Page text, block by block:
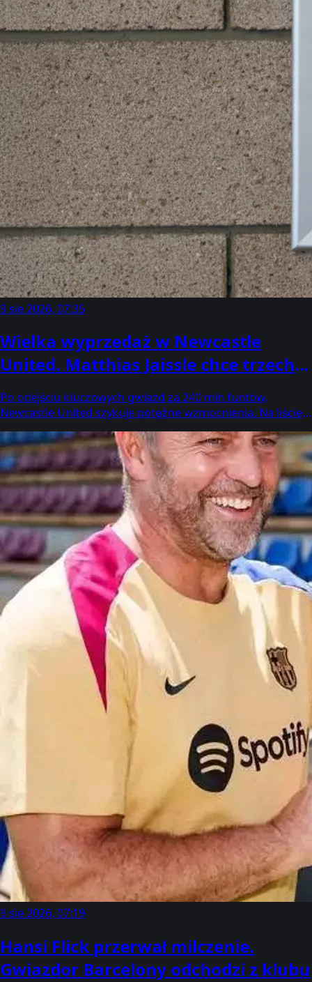
9 sie 2026, 07:35
Wielka wyprzedaż w Newcastle
United. Matthias Jaissle chce trzech
nowych graczy za miliony
Po odejściu kluczowych gwiazd za 240 mln funtów,
Newcastle United szykuje potężne wzmocnienia. Na liście
życzeń trenera są trzy nazwiska, które mają odmienić
oblicze zespołu przed nowym sezonem.
9 sie 2026, 07:19
Hansi Flick przerwał milczenie.
Gwiazdor Barcelony odchodzi z klubu